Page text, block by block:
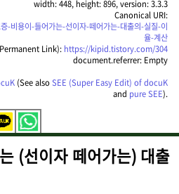
width: 448, height: 896, version: 3.3.3
Canonical URI:
용이-들어가는-선이자-떼어가는-대출의-실질-이
율-계산
Link): https://kipid.tistory.com/304
document.referrer: Empty
(See alsoSEE (Super Easy Edit) of docuK
and pure SEE).
(선이자 떼어가는) 대출